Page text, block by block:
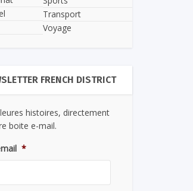
Transport
Voyage
FRENCH DISTRICT
histoires, directement
boite e-mail.
*